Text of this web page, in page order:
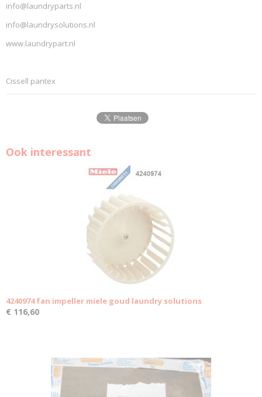
info@laundryparts.nl
info@laundrysolutions.nl
www.laundrypart.nl
Cissell pantex
Ook interessant
4240974 fan impeller miele goud laundry solutions
€ 116,60